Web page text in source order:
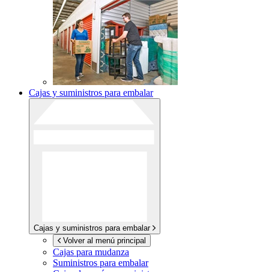
Cajas y suministros para embalar
Cajas y suministros para embalar
Volver al menú principal
Cajas para mudanza
Suministros para embalar